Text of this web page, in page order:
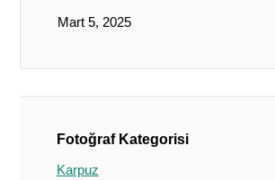
Mart 5, 2025
Fotoğraf Kategorisi
Karpuz